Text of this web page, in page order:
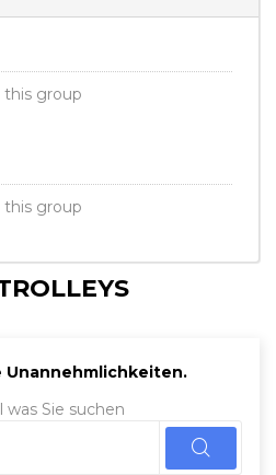
this group
this group
Unannehmlichkeiten.
was Sie suchen